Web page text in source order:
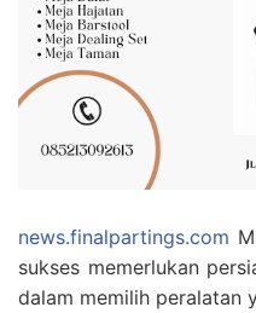
news.finalpartings.com
sukses memerlukan
dalam memilih peralatan